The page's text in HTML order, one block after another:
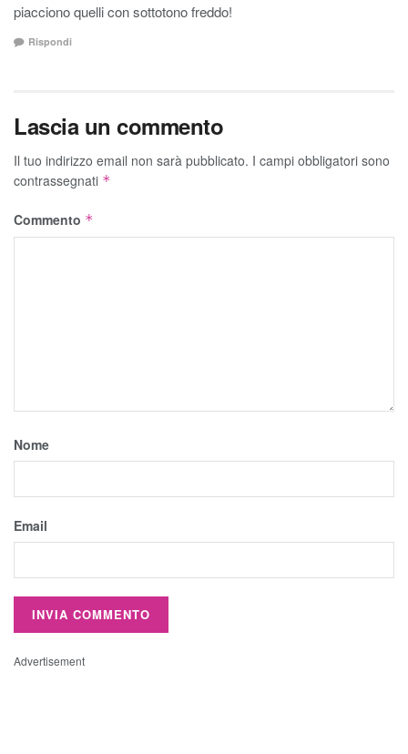
piacciono quelli con sottotono freddo!
Rispondi
Lascia un commento
Il tuo indirizzo email non sarà pubblicato. I campi obbligatori sono
contrassegnati *
Commento *
Nome
Email
Advertisement